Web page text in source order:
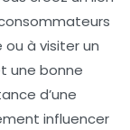
ou à visiter un
une bonne
d’une
influencer